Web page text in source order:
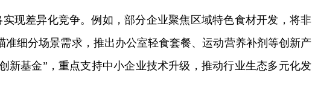
现差异化竞争。例如，部分企业聚焦区域特色食材开发，将非
细分场景需求，推出办公室轻食套餐、运动营养补剂等创新产
新基金”，重点支持中小企业技术升级，推动行业生态多元化发